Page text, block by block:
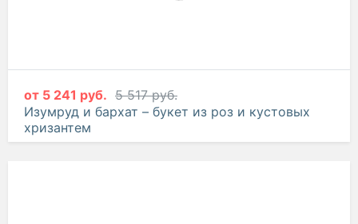
от 5 241 руб. 5 517 руб.
Изумруд и бархат – букет из роз и кустовых
хризантем